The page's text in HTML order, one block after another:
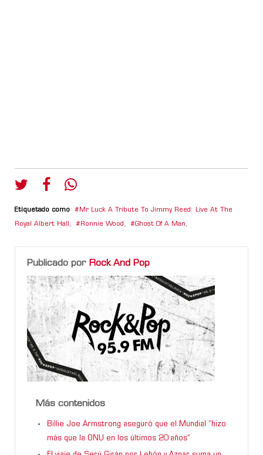
Etiquetado como Mr Luck A Tribute To Jimmy Reed: Live At The
Royal Albert Hall , Ronnie Wood , Ghost Of A Man,
Publicado por Rock And Pop
Más contenidos
Billie Joe Armstrong aseguró que el Mundial “hizo
más que la ONU en los últimos 20 años”